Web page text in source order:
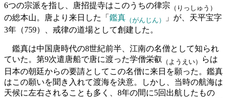
6つの宗派を指し、唐招提寺はこのうちの律宗 （りっしゅう）
の総本山。唐より来日した「 鑑真 （がんじん）
」が、天平宝字
3年（759）、戒律の道場として創建した。
鑑真は中国唐時代の8世紀前半、江南の名僧として知られ
ていた。第9次遣唐船で唐に渡った学僧栄叡
（ようえい）
らは
日本の朝廷からの要請としてこの名僧に来日を願った。鑑真
はこの願いを聞き入れて渡海を決意。しかし、当時の航海は
天候に左右されることも多く、8年の間に5回出航したもの